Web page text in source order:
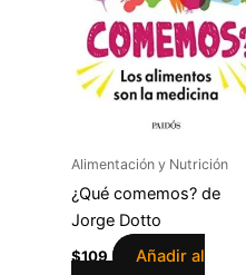
Alimentación y Nutrición
¿Qué comemos? de
Jorge Dotto
$109
Añadir al